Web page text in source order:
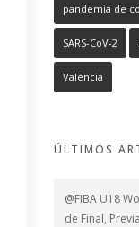
pandemia de
SARS-CoV-2
València
ÚLTIMOS
@FIBA U18
de Final,